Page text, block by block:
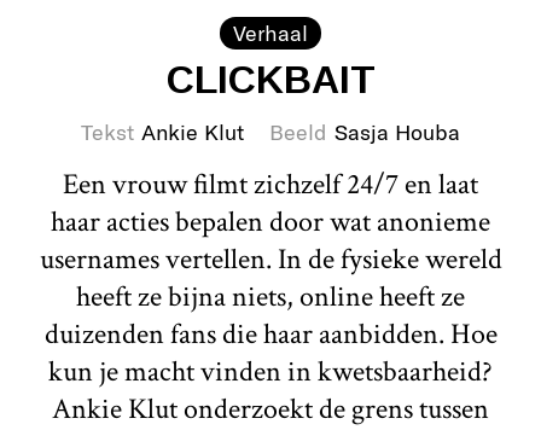
Verhaal
CLICKBAIT
Tekst Ankie Klut Beeld Sasja Houba
Een vrouw filmt zichzelf 24/7 en laat
haar acties bepalen door wat anonieme
usernames vertellen. In de fysieke wereld
heeft ze bijna niets, online heeft ze
duizenden fans die haar aanbidden. Hoe
kun je macht vinden in kwetsbaarheid?
Ankie Klut onderzoekt de grens tussen